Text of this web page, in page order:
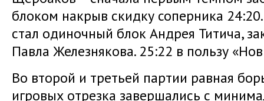
блоком накрыв скидку соперника
стал одиночный блок Андрея Титича,
Павла Железнякова. 25:22 в пользу
Во второй и третьей партии равная
игровых отрезка завершались с